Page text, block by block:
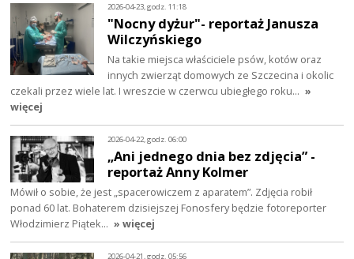
2026-04-23, godz. 11:18
"Nocny dyżur"- reportaż Janusza
Wilczyńskiego
Na takie miejsca właściciele psów, kotów oraz
innych zwierząt domowych ze Szczecina i okolic
czekali przez wiele lat. I wreszcie w czerwcu ubiegłego roku… »
więcej
2026-04-22, godz. 06:00
„Ani jednego dnia bez zdjęcia” -
reportaż Anny Kolmer
Mówił o sobie, że jest „spacerowiczem z aparatem”. Zdjęcia robił
ponad 60 lat. Bohaterem dzisiejszej Fonosfery będzie fotoreporter
Włodzimierz Piątek… » więcej
2026-04-21, godz. 05:56